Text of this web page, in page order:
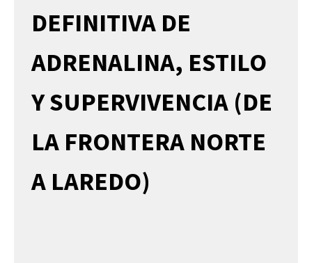
DEFINITIVA DE
ADRENALINA, ESTILO
Y SUPERVIVENCIA (DE
LA FRONTERA NORTE
A LAREDO)